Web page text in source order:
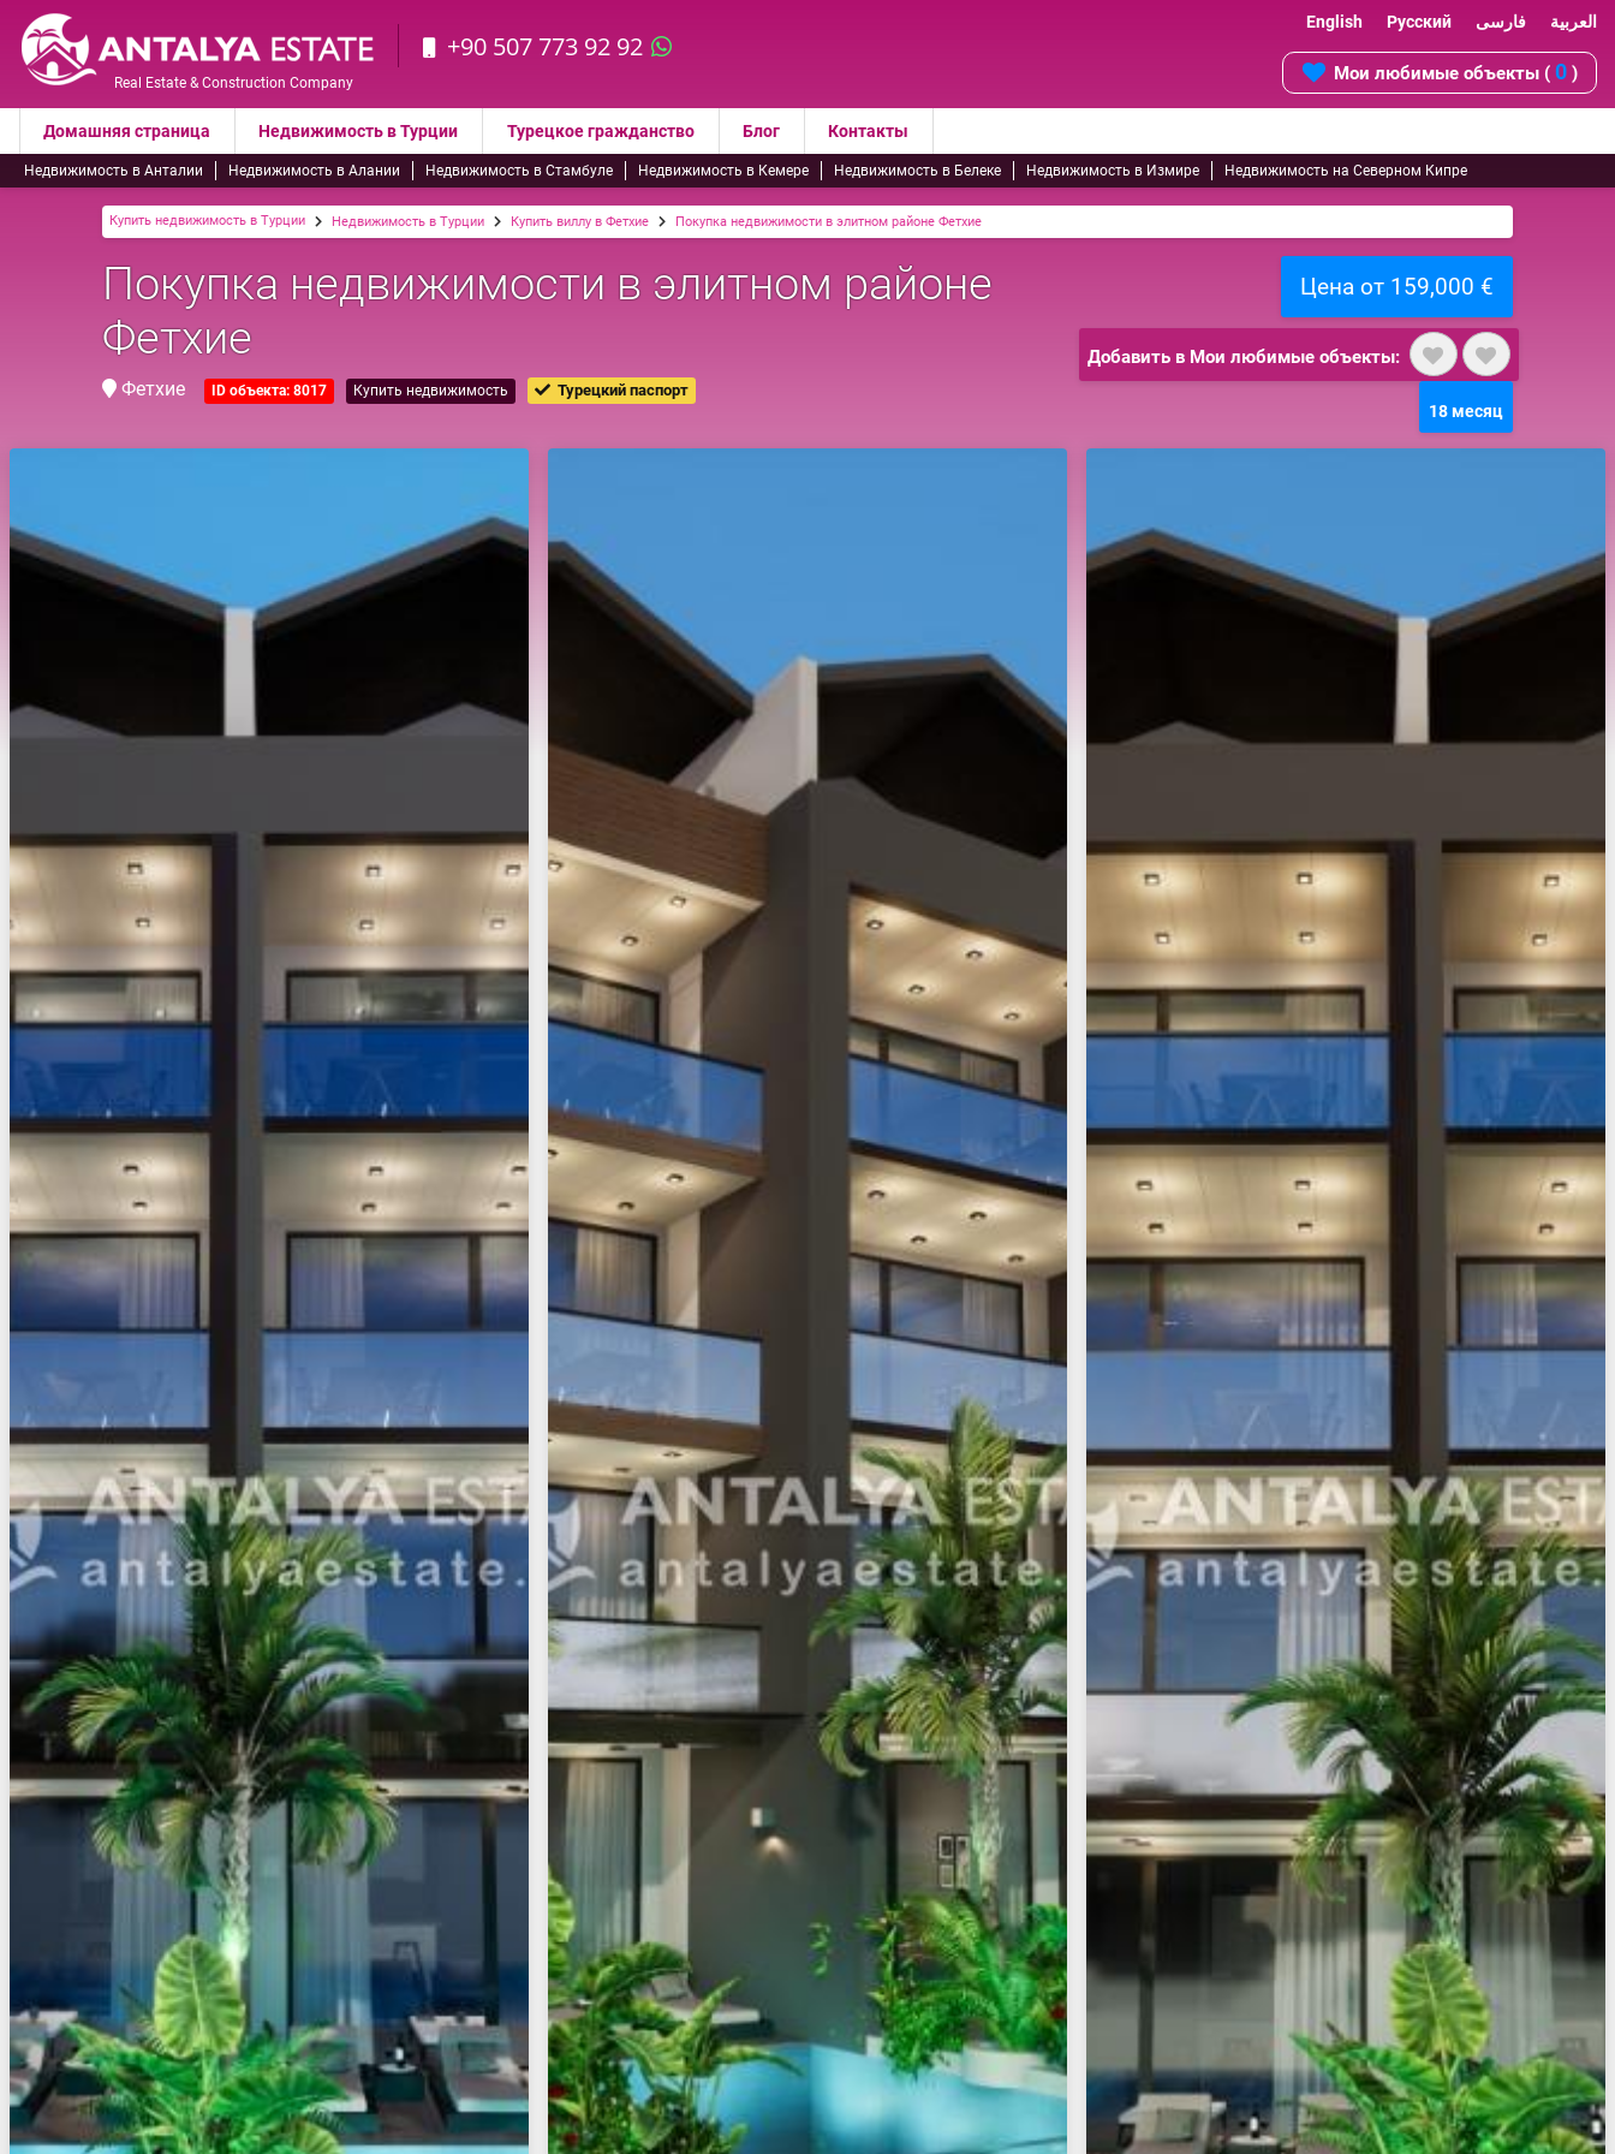
Real Estate & Construction Company
+90 507 773 92 92
English Русский فارسی العربية
Мои любимые объекты ( 0 )
Домашняя страница Недвижимость в Турции Турецкое гражданство Блог Контакты
Недвижимость в Анталии Недвижимость в Алании Недвижимость в Стамбуле Недвижимость в Кемере Недвижимость в Белеке Недвижимость в Измире Недвижимость на Северном Кипре
Купить недвижимость в Турции Недвижимость в Турции Купить виллу в Фетхие Покупка недвижимости в элитном районе Фетхие
Покупка недвижимости в элитном районе
Фетхие
Фетхие ID объекта: 8017 Купить недвижимость Турецкий паспорт
Цена от 159,000 €
Добавить в Мои любимые объекты:
18 месяц